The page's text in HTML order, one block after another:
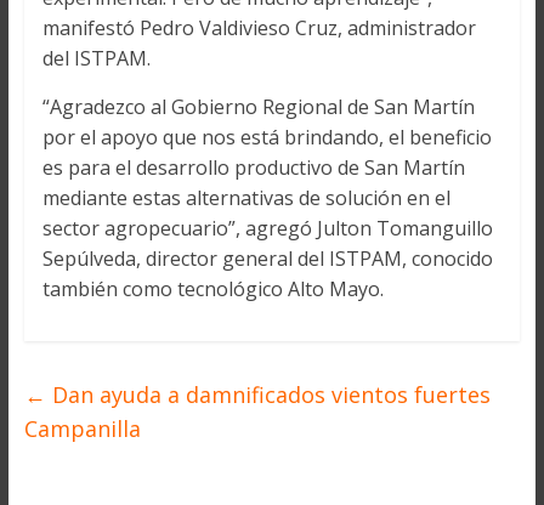
manifestó Pedro Valdivieso Cruz, administrador
del ISTPAM.
“Agradezco al Gobierno Regional de San Martín
por el apoyo que nos está brindando, el beneficio
es para el desarrollo productivo de San Martín
mediante estas alternativas de solución en el
sector agropecuario”, agregó Julton Tomanguillo
Sepúlveda, director general del ISTPAM, conocido
también como tecnológico Alto Mayo.
← Dan ayuda a damnificados vientos fuertes
Campanilla